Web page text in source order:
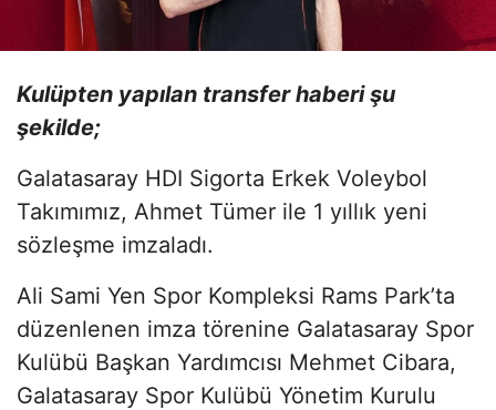
Kulüpten yapılan transfer haberi şu
şekilde;
Galatasaray HDI Sigorta Erkek Voleybol
Takımımız, Ahmet Tümer ile 1 yıllık yeni
sözleşme imzaladı.
Ali Sami Yen Spor Kompleksi Rams Park’ta
düzenlenen imza törenine Galatasaray Spor
Kulübü Başkan Yardımcısı Mehmet Cibara,
Galatasaray Spor Kulübü Yönetim Kurulu